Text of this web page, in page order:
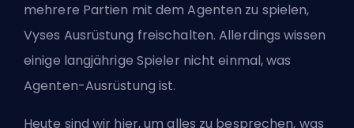
mehrere Partien mit dem Agenten zu spielen,
Vyses Ausrüstung freischalten. Allerdings wissen
einige langjährige Spieler nicht einmal, was
Agenten-Ausrüstung ist.
Heute sind wir hier, um alles zu besprechen, was